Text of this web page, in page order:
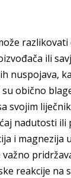
ili
nuspojava,
obično
svojim
nadutosti
i magnezija
reakcije na